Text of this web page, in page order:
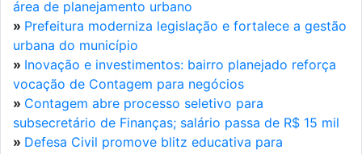
área de planejamento urbano
» Prefeitura moderniza legislação e fortalece a gestão
urbana do município
» Inovação e investimentos: bairro planejado reforça
vocação de Contagem para negócios
» Contagem abre processo seletivo para
subsecretário de Finanças; salário passa de R$ 15 mil
» Defesa Civil promove blitz educativa para